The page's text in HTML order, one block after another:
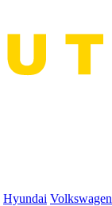
Hyundai Volkswagen